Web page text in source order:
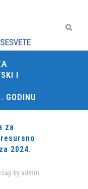
I
GODINU
za
2024.
by admin